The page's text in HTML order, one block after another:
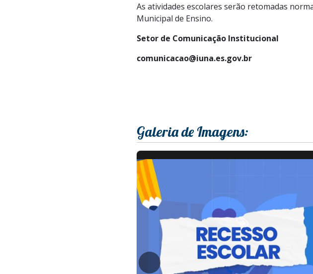
As atividades escolares serão retomadas
Municipal de Ensino.
Setor de Comunicação Institucional
comunicacao@iuna.es.gov.br
Galeria de Imagens: